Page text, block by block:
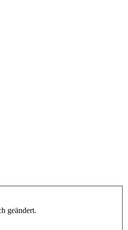
geändert.